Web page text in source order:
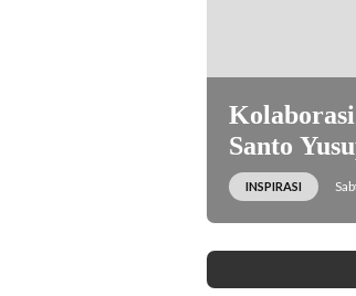
Santo
INSPIRASI